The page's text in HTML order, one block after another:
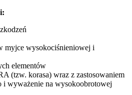
myjce wysokociśnieniowej i
elementów
(tzw. korasa) wraz z zastosowaniem
i wyważenie na wysokoobrotowej